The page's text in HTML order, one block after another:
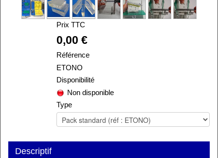
Prix TTC
0,00 €
Référence
ETONO
Disponibilité
Non disponible
Type
Descriptif